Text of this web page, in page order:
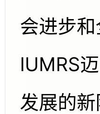
会进步
IUMRS
发展的